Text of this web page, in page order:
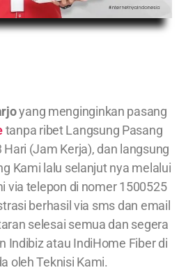
yang menginginkan pasang
tanpa ribet Langsung Pasang
(Jam Kerja), dan langsung
Kami lalu selanjut nya melalui
via telepon di nomer 1500525
berhasil via sms dan email
selesai semua dan segera
Indibiz atau IndiHome Fiber di
oleh Teknisi Kami.